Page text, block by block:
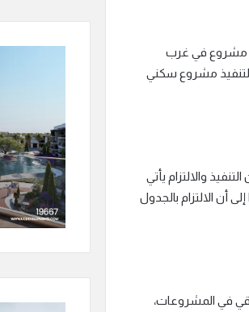
وأضاف أن التحالف نجح في طرح 25 مشروع منهم 7 مشروعات في العاصمة الإدارية الجديدة و18 مشروع في غرب
لتنفيذ مشروع سكني
والالتزام يأتي
أن الالتزام بالجدول
في المشروعات،